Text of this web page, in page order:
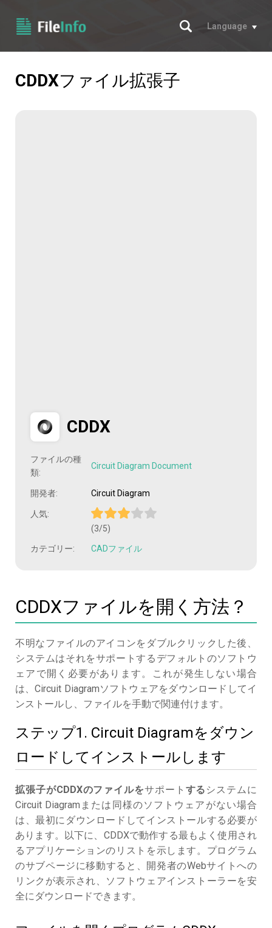
サーチ
Language
CDDXファイル拡張子
CDDX
ファイルの種
類:
Circuit Diagram Document
開発者: Circuit Diagram
人気:
(3/5)
カテゴリー: CADファイル
CDDXファイルを開く方法？
不明なファイルのアイコンをダブルクリックした後、
システムはそれをサポートするデフォルトのソフトウ
ェアで開く必要があります。これが発生しない場合
は、Circuit Diagramソフトウェアをダウンロードしてイ
ンストールし、ファイルを手動で関連付けます。
ステップ1. Circuit Diagramをダウン
ロードしてインストールします
拡張子がCDDXのファイルをサポート する システムに
Circuit Diagramまたは同様のソフトウェアがない場合
は、最初にダウンロードしてインストールする必要が
あります。以下に、CDDXで動作する最もよく使用され
るアプリケーションのリストを示します。プログラム
のサブページに移動すると、開発者のWebサイトへの
リンクが表示され、ソフトウェアインストーラーを安
全にダウンロードできます。